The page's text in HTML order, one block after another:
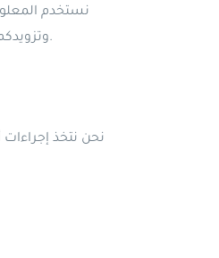
نستخدم
وتزويدكم بالمعلومات والعروض الخاصة التي قد تكون ذات اهتمام لكم. قد نستخدم المعلومات أيضًا للاتصال بكم بشأن الأخبار والتحديثات المهمة المتعلقة بخدماتنا.
نحن نتخذ